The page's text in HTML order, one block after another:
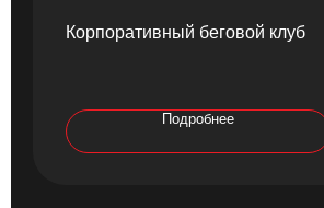
Корпоративный беговой клуб
Подробнее